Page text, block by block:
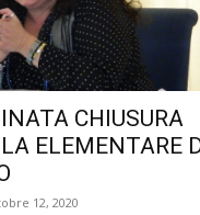
CHIUSURA
ELEMENTARE
12, 2020